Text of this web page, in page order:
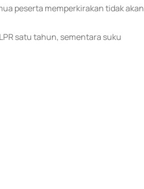
peserta memperkirakan tidak akan
satu tahun, sementara suku